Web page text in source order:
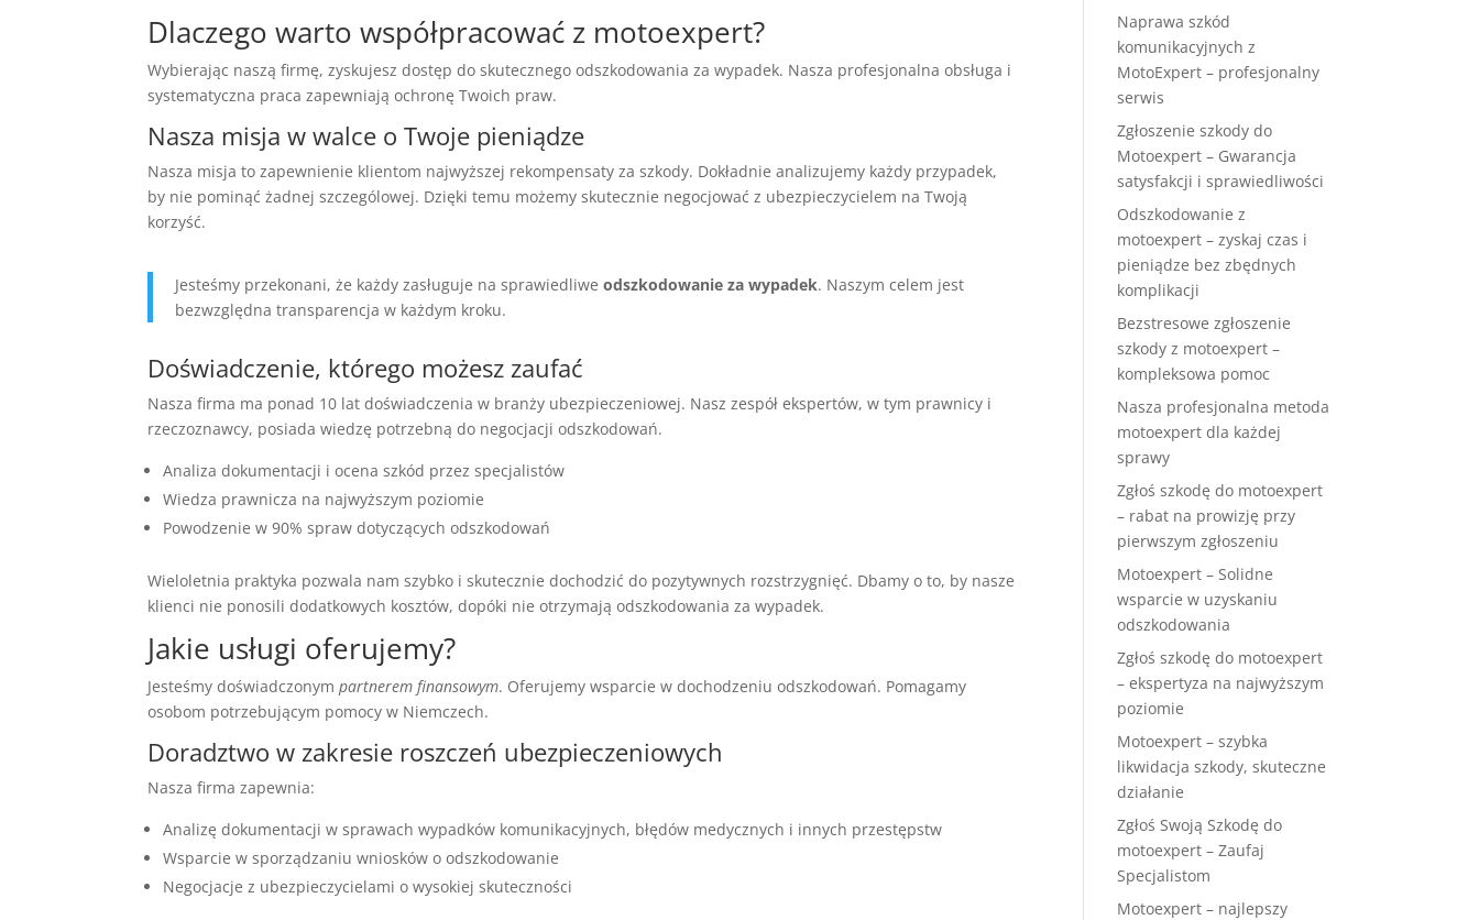
Dlaczego warto współpracować z motoexpert?
Wybierając naszą firmę, zyskujesz dostęp do skutecznego odszkodowania za wypadek. Nasza profesjonalna obsługa i
systematyczna praca zapewniają ochronę Twoich praw.
Nasza misja w walce o Twoje pieniądze
Nasza misja to zapewnienie klientom najwyższej rekompensaty za szkody. Dokładnie analizujemy każdy przypadek,
by nie pominąć żadnej szczególowej. Dzięki temu możemy skutecznie negocjować z ubezpieczycielem na Twoją
korzyść.
Jesteśmy przekonani, że każdy zasługuje na sprawiedliweodszkodowanie za wypadek. Naszym celem jest
bezwzględna transparencja w każdym kroku.
Doświadczenie, którego możesz zaufać
Nasza firma ma ponad 10 lat doświadczenia w branży ubezpieczeniowej. Nasz zespół ekspertów, w tym prawnicy i
rzeczoznawcy, posiada wiedzę potrzebną do negocjacji odszkodowań.
Analiza dokumentacji i ocena szkód przez specjalistów
Wiedza prawnicza na najwyższym poziomie
Powodzenie w 90% spraw dotyczących odszkodowań
Wieloletnia praktyka pozwala nam szybko i skutecznie dochodzić do pozytywnych rozstrzygnięć. Dbamy o to, by nasze
klienci nie ponosili dodatkowych kosztów, dopóki nie otrzymają odszkodowania za wypadek.
Jakie usługi oferujemy?
Jesteśmy doświadczonympartnerem finansowym. Oferujemy wsparcie w dochodzeniu odszkodowań. Pomagamy
osobom potrzebującym pomocy w Niemczech.
Doradztwo w zakresie roszczeń ubezpieczeniowych
Nasza firma zapewnia:
Analizę dokumentacji w sprawach wypadków komunikacyjnych, błędów medycznych i innych przestępstw
Wsparcie w sporządzaniu wniosków o odszkodowanie
Negocjacje z ubezpieczycielami o wysokiej skuteczności
Naprawa szkód
komunikacyjnych z
MotoExpert – profesjonalny
serwis
Zgłoszenie szkody do
Motoexpert – Gwarancja
satysfakcji i sprawiedliwości
Odszkodowanie z
motoexpert – zyskaj czas i
pieniądze bez zbędnych
komplikacji
Bezstresowe zgłoszenie
szkody z motoexpert –
kompleksowa pomoc
Nasza profesjonalna metoda
motoexpert dla każdej
sprawy
Zgłoś szkodę do motoexpert
– rabat na prowizję przy
pierwszym zgłoszeniu
Motoexpert – Solidne
wsparcie w uzyskaniu
odszkodowania
Zgłoś szkodę do motoexpert
– ekspertyza na najwyższym
poziomie
Motoexpert – szybka
likwidacja szkody, skuteczne
działanie
Zgłoś Swoją Szkodę do
motoexpert – Zaufaj
Specjalistom
Motoexpert – najlepszy